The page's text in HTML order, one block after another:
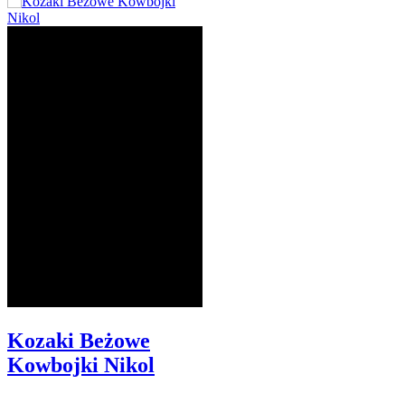
Kozaki Beżowe
Kowbojki Nikol